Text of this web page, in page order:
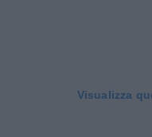
Visualizza